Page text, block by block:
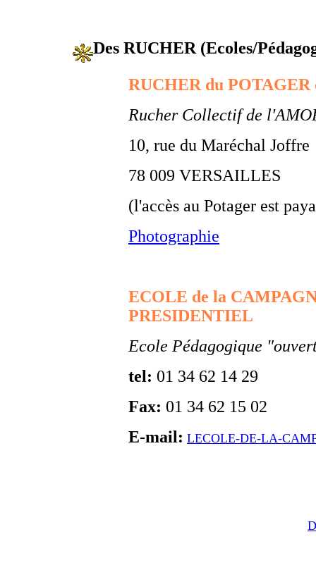
Des RUCHER (Ecoles/
RUCHER du POTAGER
Rucher Collectif de
10, rue du Maréchal Joffre
78 009 VERSAILLES
(l'accès au Potager est
Photographie
ECOLE de la
PRESIDENTIEL
Ecole Pédagogique
tel: 01 34 62 14 29
Fax: 01 34 62 15 02
E-mail: LECOLE-DE-LA-